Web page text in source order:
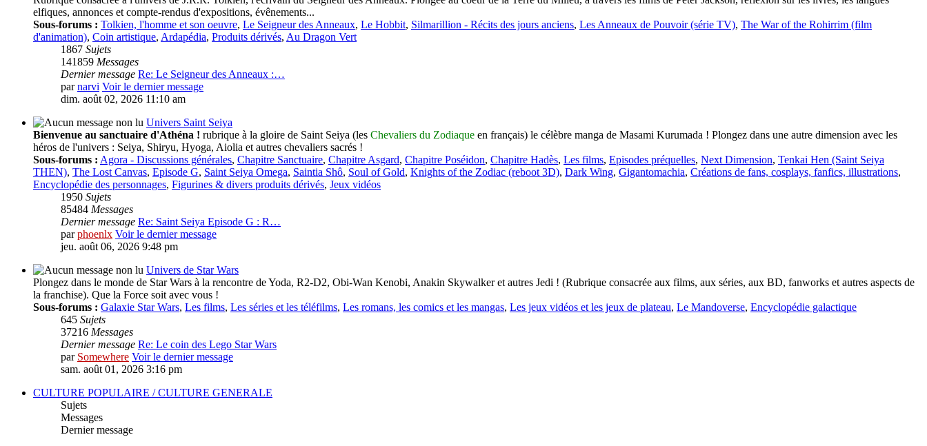
elfiques, annonces et compte-rendus d'expositions, évênements...
Sous-forums : Tolkien, l'homme et son oeuvre, Le Seigneur des Anneaux, Le Hobbit, Silmarillion - Récits des jours anciens, Les Anneaux de Pouvoir (série TV), The War of the Rohirrim (film
d'animation), Coin artistique, Ardapédia, Produits dérivés, Au Dragon Vert
1867 Sujets
141859 Messages
Dernier message Re: Le Seigneur des Anneaux :…
parnarvi Voir le dernier message
dim. août 02, 2026 11:10 am
Univers Saint Seiya
Bienvenue au sanctuaire d'Athéna ! rubrique à la gloire de Saint Seiya (les Chevaliers du Zodiaque en français) le célèbre manga de Masami Kurumada ! Plongez dans une autre dimension avec les
héros de l'univers : Seiya, Shiryu, Hyoga, Aiolia et autres chevaliers sacrés !
Sous-forums : Agora - Discussions générales, Chapitre Sanctuaire, Chapitre Asgard, Chapitre Poséidon, Chapitre Hadès, Les films, Episodes préquelles, Next Dimension, Tenkai Hen (Saint Seiya
THEN), The Lost Canvas, Episode G, Saint Seiya Omega, Saintia Shô, Soul of Gold, Knights of the Zodiac (reboot 3D), Dark Wing, Gigantomachia, Créations de fans, cosplays, fanfics, illustrations,
Encyclopédie des personnages, Figurines & divers produits dérivés, Jeux vidéos
1950 Sujets
85484 Messages
Dernier message Re: Saint Seiya Episode G : R…
parphoenlx Voir le dernier message
jeu. août 06, 2026 9:48 pm
Univers de Star Wars
Plongez dans le monde de Star Wars à la rencontre de Yoda, R2-D2, Obi-Wan Kenobi, Anakin Skywalker et autres Jedi ! (Rubrique consacrée aux films, aux séries, aux BD, fanworks et autres aspects de
la franchise). Que la Force soit avec vous !
Sous-forums : Galaxie Star Wars, Les films, Les séries et les téléfilms, Les romans, les comics et les mangas, Les jeux vidéos et les jeux de plateau, Le Mandoverse, Encyclopédie galactique
645 Sujets
37216 Messages
Dernier message Re: Le coin des Lego Star Wars
par Somewhere Voir le dernier message
sam. août 01, 2026 3:16 pm
CULTURE POPULAIRE / CULTURE GENERALE
Sujets
Messages
Dernier message